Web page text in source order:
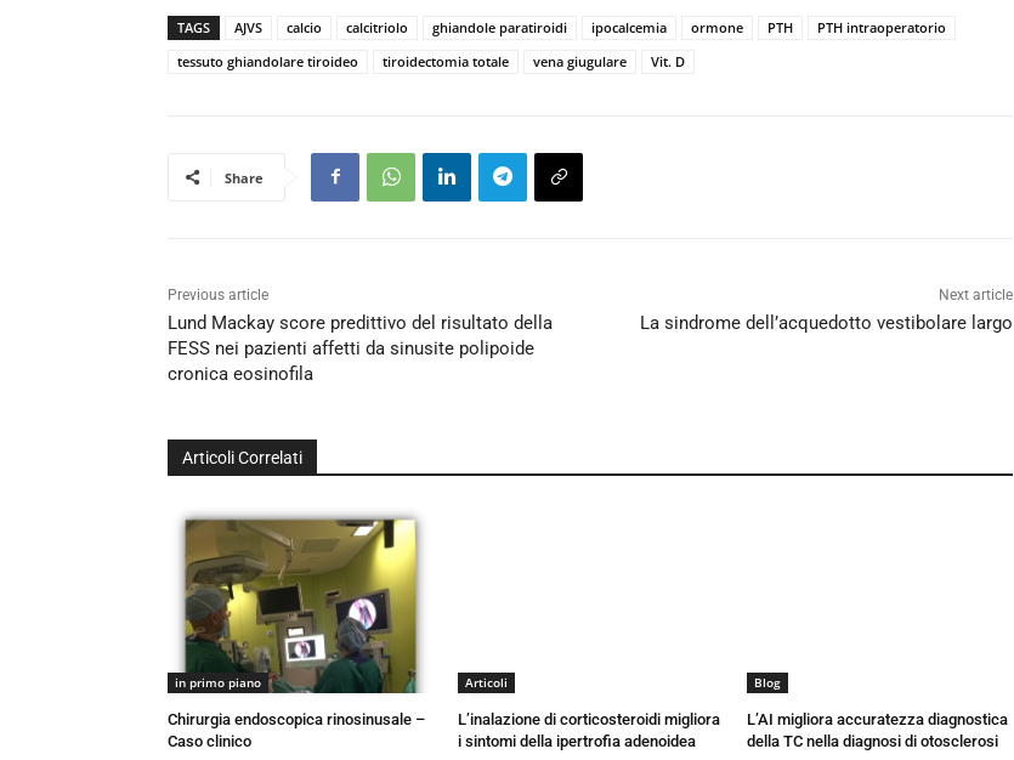
TAGS AJVS calcio calcitriolo ghiandole paratiroidi ipocalcemia ormone PTH
PTH intraoperatorio
tessuto ghiandolare tiroideo
tiroidectomia totale vena giugulare Vit. D
Share
Previous article
Lund Mackay score predittivo del risultato della
FESS nei pazienti affetti da sinusite polipoide
cronica eosinofila
Next article
La sindrome dell’acquedotto vestibolare largo
Articoli Correlati
in primo piano
Chirurgia endoscopica rinosinusale –
Caso clinico
Articoli
L’inalazione di corticosteroidi migliora
i sintomi della ipertrofia adenoidea
Blog
L’AI migliora accuratezza diagnostica
della TC nella diagnosi di otosclerosi